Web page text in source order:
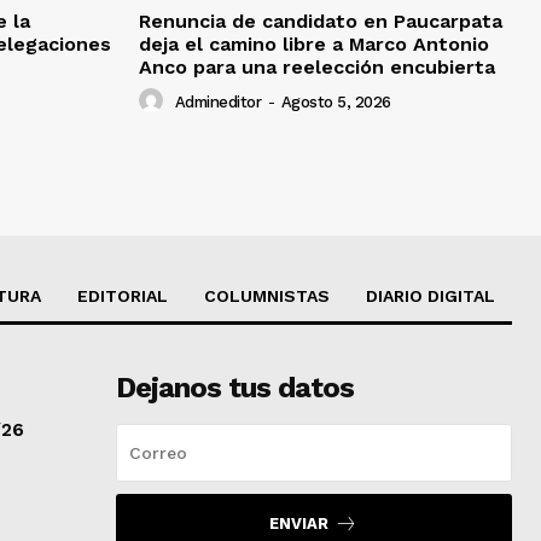
la
Renuncia de candidato en Paucarpata
deja el camino libre a Marco Antonio
Anco para una reelección encubierta
Admineditor - Agosto 5, 2026
EDITORIAL COLUMNISTAS DIARIO DIGITAL
Dejanos tus datos
ENVIAR